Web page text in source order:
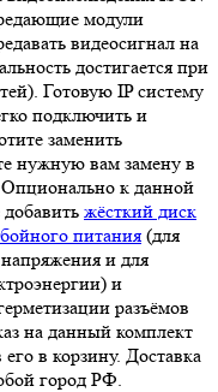
модули
видеосигнал на
достигается при
Готовую IP систему
подключить и
заменить
нужную вам замену в
Опционально к данной
жёсткий диск
питания (для
и для
и
разъёмов
на данный комплект
в корзину. Доставка
город РФ.